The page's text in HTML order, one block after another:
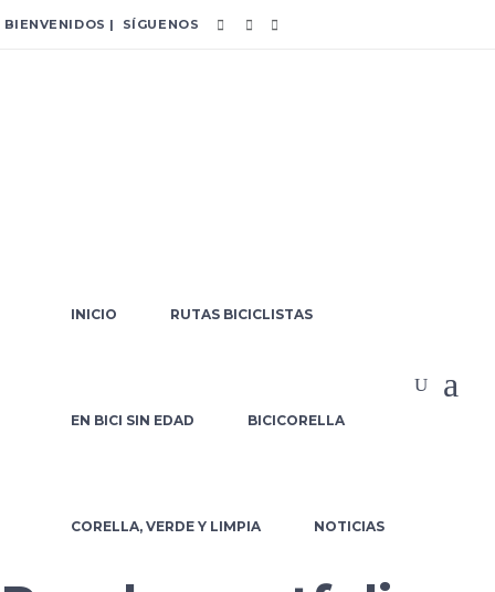
BIENVENIDOS | SÍGUENOS
INICIO RUTAS BICICLISTAS
EN BICI SIN EDAD BICICORELLA
CORELLA, VERDE Y LIMPIA NOTICIAS
Prueba portfolio
/Prueba portfolio